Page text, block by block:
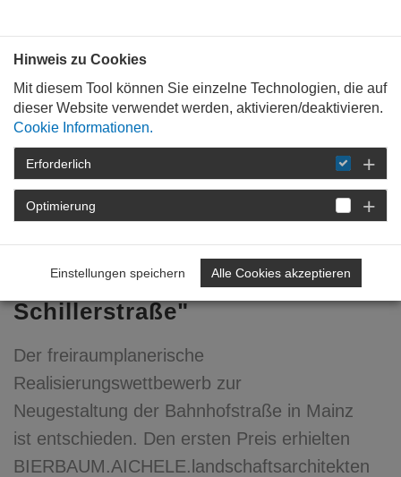
STARTSEITE DETAIL
Wettbewerb: "Bahnhofstraße
– Münsterplatz –
Schillerstraße"
Der freiraumplanerische
Realisierungswettbewerb zur
Neugestaltung der Bahnhofstraße in Mainz
ist entschieden. Den ersten Preis erhielten
BIERBAUM.AICHELE.landschaftsarchitekten
Hinweis zu Cookies
Mit diesem Tool können Sie einzelne Technologien, die auf
dieser Website verwendet werden, aktivieren/deaktivieren.
Cookie Informationen.
Erforderlich
Optimierung
Einstellungen speichern Alle Cookies akzeptieren